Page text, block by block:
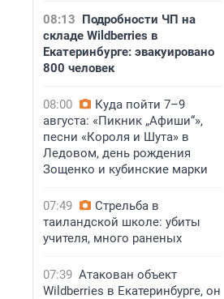
08:13 Подробности ЧП на
складе Wildberries в
Екатеринбурге: эвакуировано
800 человек
08:00
Куда пойти 7–9
августа: «Пикник „Афиши“»,
песни «Короля и Шута» в
Ледовом, день рождения
Зощенко и кубинские марки
07:49
Стрельба в
таиландской школе: убиты
учителя, много раненых
07:39 Атакован объект
Wildberries в Екатеринбурге, он